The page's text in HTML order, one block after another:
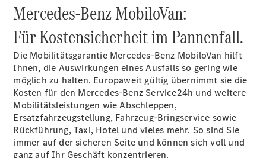
Original-
Mercedes-
QualityService
Digitale
Extras
Mercedes-
Benz Rent
Servicetermin
Mercedes-Benz MobiloVan:
Für Kostensicherheit im Pannenfall.
Die Mobilitätsgarantie Mercedes-Benz MobiloVan hilft
Ihnen, die Auswirkungen eines Ausfalls so gering wie
möglich zu halten. Europaweit gültig übernimmt sie die
Kosten für den Mercedes-Benz Service24h und weitere
Mobilitätsleistungen wie Abschleppen,
Ersatzfahrzeugstellung, Fahrzeug-Bringservice sowie
Rückführung, Taxi, Hotel und vieles mehr. So sind Sie
immer auf der sicheren Seite und können sich voll und
ganz auf Ihr Geschäft konzentrieren.